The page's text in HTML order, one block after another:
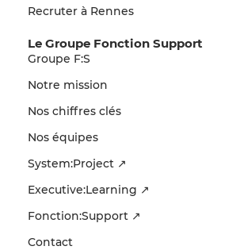
Recruter à Rennes
Le Groupe Fonction Support
Groupe F:S
Notre mission
Nos chiffres clés
Nos équipes
System:Project ↗
Executive:Learning ↗
Fonction:Support ↗
Contact